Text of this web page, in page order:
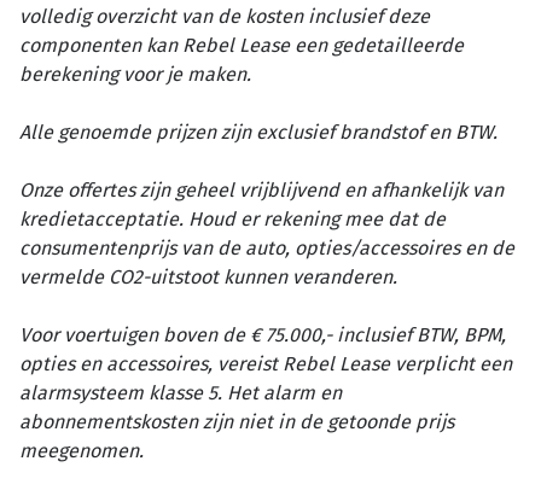
volledig overzicht van de kosten inclusief deze
componenten kan Rebel Lease een gedetailleerde
berekening voor je maken.
Alle genoemde prijzen zijn exclusief brandstof en BTW.
Onze offertes zijn geheel vrijblijvend en afhankelijk van
kredietacceptatie. Houd er rekening mee dat de
consumentenprijs van de auto, opties/accessoires en de
vermelde CO2-uitstoot kunnen veranderen.
Voor voertuigen boven de € 75.000,- inclusief BTW, BPM,
opties en accessoires, vereist Rebel Lease verplicht een
alarmsysteem klasse 5. Het alarm en
abonnementskosten zijn niet in de getoonde prijs
meegenomen.